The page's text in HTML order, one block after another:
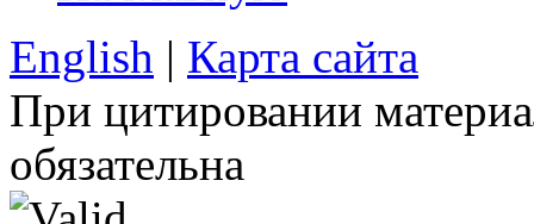
English | Карта сайта
При цитировании
обязательна